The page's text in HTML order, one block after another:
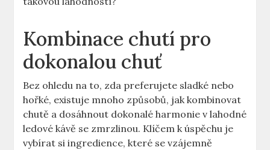
Kombinace​ chutí pro
dokonalou chuť
Bez ohledu na to, zda preferujete sladké nebo
hořké, existuje mnoho způsobů, jak kombinovat
chutě a dosáhnout dokonalé harmonie v lahodné
ledové kávě se zmrzlinou. Klíčem k úspěchu je
vybírat si ingredience, které se vzájemně